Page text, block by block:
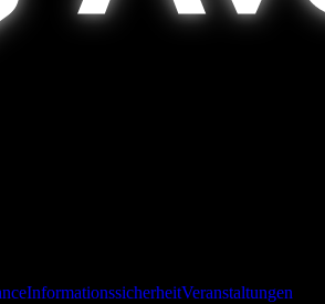
InformationssicherheitVeranstaltungen